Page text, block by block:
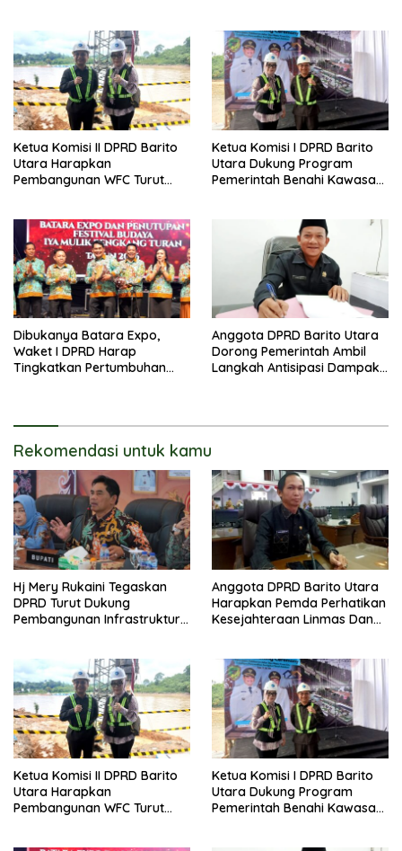
Ketua Komisi II DPRD Barito
Utara Harapkan
Pembangunan WFC Turut
Ketua Komisi I DPRD Barito
Utara Dukung Program
Pemerintah Benahi Kawasan
Dibukanya Batara Expo,
Waket I DPRD Harap
Tingkatkan Pertumbuhan
Anggota DPRD Barito Utara
Dorong Pemerintah Ambil
Langkah Antisipasi Dampak
Rekomendasi untuk kamu
Hj Mery Rukaini Tegaskan
DPRD Turut Dukung
Pembangunan Infrastruktur
Anggota DPRD Barito Utara
Harapkan Pemda Perhatikan
Kesejahteraan Linmas Dan
Ketua Komisi II DPRD Barito
Utara Harapkan
Pembangunan WFC Turut
Ketua Komisi I DPRD Barito
Utara Dukung Program
Pemerintah Benahi Kawasan